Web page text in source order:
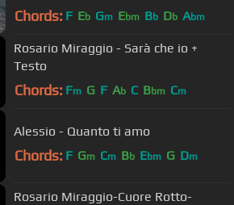
Chords: F Eb Gm Ebm Bb Db Abm
Rosario Miraggio - Sarà che io +
Testo
Chords: Fm G F Ab C Bbm Cm
Alessio - Quanto ti amo
Chords: F Gm Cm Bb Ebm G Dm
Rosario Miraggio-Cuore Rotto-